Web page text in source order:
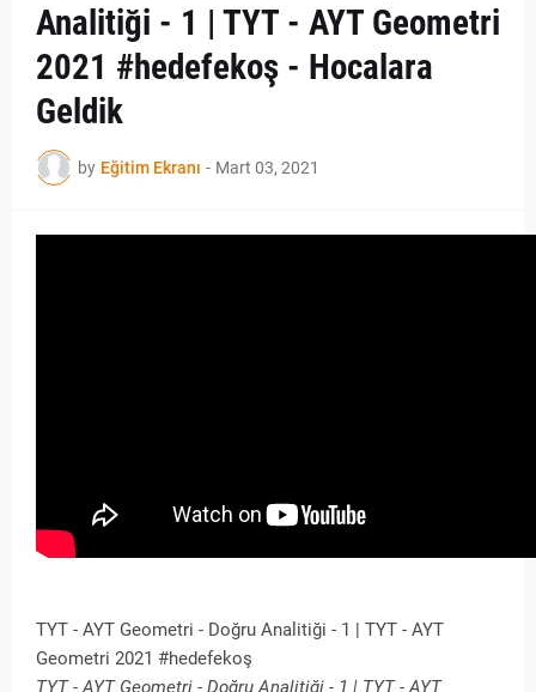
Analitiği - 1 | TYT - AYT Geometri
2021 #hedefekoş - Hocalara
Geldik
by Eğitim Ekranı - Mart 03, 2021
TYT - AYT Geometri - Doğru Analitiği - 1 | TYT - AYT
Geometri 2021 #hedefekoş
TYT - AYT Geometri - Doğru Analitiği - 1 | TYT - AYT